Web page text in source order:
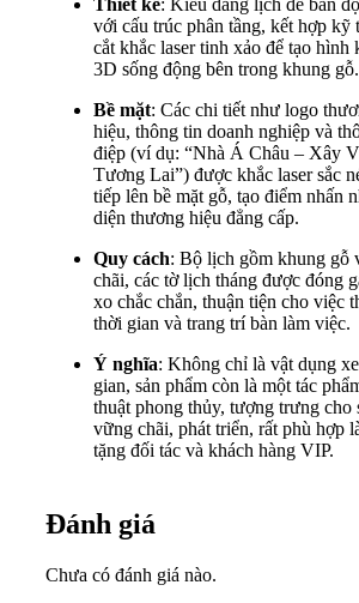
Thiết kế: Kiểu dáng lịch để bàn
với cấu trúc phân tầng, kết hợp kỹ
cắt khắc laser tinh xảo để tạo hình
3D sống động bên trong khung gỗ.
Bề mặt: Các chi tiết như logo
hiệu, thông tin doanh nghiệp và
điệp (ví dụ: “Nhà Á Châu – Xây
Tương Lai”) được khắc laser sắc
tiếp lên bề mặt gỗ, tạo điểm nhấn
diện thương hiệu đẳng cấp.
Quy cách: Bộ lịch gồm khung gỗ
chãi, các tờ lịch tháng được đóng
xo chắc chắn, thuận tiện cho việc
thời gian và trang trí bàn làm việc.
Ý nghĩa: Không chỉ là vật dụng
gian, sản phẩm còn là một tác
thuật phong thủy, tượng trưng cho
vững chãi, phát triển, rất phù hợp
tặng đối tác và khách hàng VIP.
Đánh giá
Chưa có đánh giá nào.